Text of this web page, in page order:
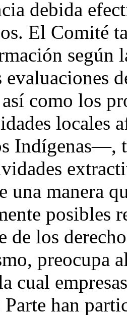
debida
El Comité
según
evaluaciones
como los
locales
Indígenas—,
una manera
posibles
de los
preocupa
cual
Parte han